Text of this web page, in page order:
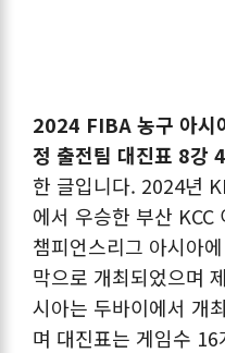
2024 FIBA 농구 아시
정 출전팀 대진표 8강
한 글입니다. 2024년
에서 우승한 부산
챔피언스리그 아시아
막으로 개최되었으며
시아는 두바이에서 개
며 대진표는 게임수